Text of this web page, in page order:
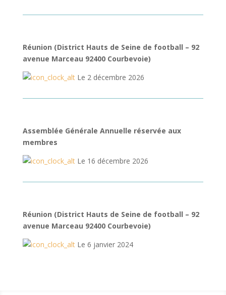
Réunion (District Hauts de Seine de football – 92
avenue Marceau 92400 Courbevoie)
Le 2 décembre 2026
Assemblée Générale Annuelle réservée aux
membres
Le 16 décembre 2026
Réunion (District Hauts de Seine de football – 92
avenue Marceau 92400 Courbevoie)
Le 6 janvier 2024